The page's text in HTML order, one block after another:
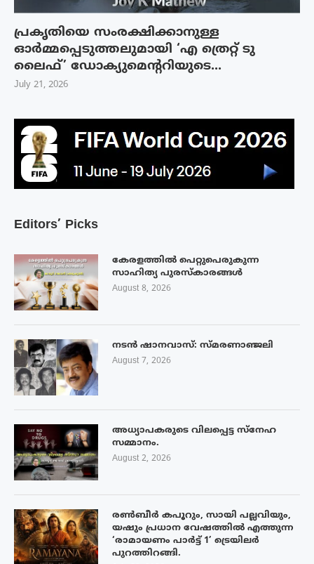
Editors’ Picks
കേരളത്തിൽ പെറ്റുപെരുകുന്ന
സാഹിത്യ പുരസ്‌കാരങ്ങൾ
August 8, 2026
നടൻ ഷാനവാസ്: സ്മരണാഞ്ജലി
August 7, 2026
അധ്യാപകരുടെ വിലപ്പെട്ട സ്നേഹ
സമ്മാനം.
August 2, 2026
രൺബീർ കപൂറും, സായി പല്ലവിയും,
യഷും പ്രധാന വേഷത്തിൽ എത്തുന്ന
‘രാമായണം പാർട്ട് 1’ ട്രെയിലർ
പുറത്തിറങ്ങി.
പ്രകൃതിയെ സംരക്ഷിക്കാനുള്ള
ഓർമ്മപ്പെടുത്തലുമായി ‘എ ത്രെറ്റ് ടു
ലൈഫ്’ ഡോക്യുമെന്ററിയുടെ...
July 21, 2026